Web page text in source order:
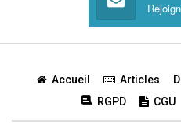
Accueil Articles
RGPD
CGU